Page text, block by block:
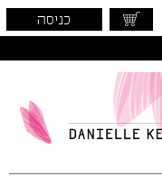
כניסה